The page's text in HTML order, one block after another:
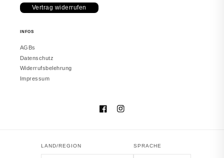
Vertrag widerrufen
INFOS
AGBs
Datenschutz
Widerrufsbelehrung
Impressum
FacebookInstagram
LAND/REGION SPRACHE